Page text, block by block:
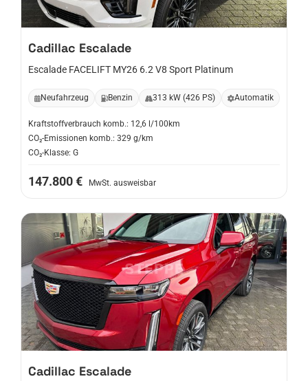
Cadillac Escalade
Escalade FACELIFT MY26 6.2 V8 Sport Platinum
Neufahrzeug Benzin 313 kW (426 PS) Automatik
Kraftstoffverbrauch komb.: 12,6 l/100km
CO₂-Emissionen komb.: 329 g/km
CO₂-Klasse: G
147.800 € MwSt. ausweisbar
Cadillac Escalade